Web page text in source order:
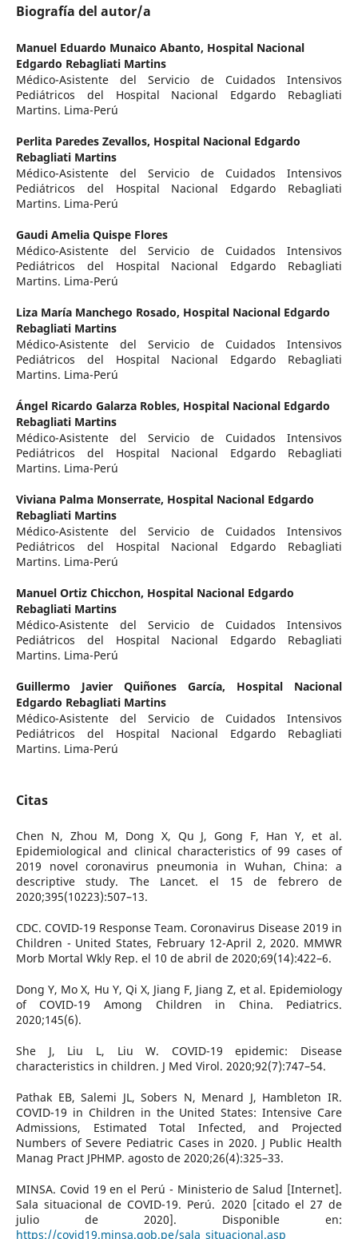
Biografía del autor/a
Manuel Eduardo Munaico Abanto, Hospital Nacional
Edgardo Rebagliati Martins
Médico-Asistente del Servicio de Cuidados Intensivos
Pediátricos del Hospital Nacional Edgardo Rebagliati
Martins. Lima-Perú
Perlita Paredes Zevallos, Hospital Nacional Edgardo
Rebagliati Martins
Médico-Asistente del Servicio de Cuidados Intensivos
Pediátricos del Hospital Nacional Edgardo Rebagliati
Martins. Lima-Perú
Gaudi Amelia Quispe Flores
Médico-Asistente del Servicio de Cuidados Intensivos
Pediátricos del Hospital Nacional Edgardo Rebagliati
Martins. Lima-Perú
Liza María Manchego Rosado, Hospital Nacional Edgardo
Rebagliati Martins
Médico-Asistente del Servicio de Cuidados Intensivos
Pediátricos del Hospital Nacional Edgardo Rebagliati
Martins. Lima-Perú
Ángel Ricardo Galarza Robles, Hospital Nacional Edgardo
Rebagliati Martins
Médico-Asistente del Servicio de Cuidados Intensivos
Pediátricos del Hospital Nacional Edgardo Rebagliati
Martins. Lima-Perú
Viviana Palma Monserrate, Hospital Nacional Edgardo
Rebagliati Martins
Médico-Asistente del Servicio de Cuidados Intensivos
Pediátricos del Hospital Nacional Edgardo Rebagliati
Martins. Lima-Perú
Manuel Ortiz Chicchon, Hospital Nacional Edgardo
Rebagliati Martins
Médico-Asistente del Servicio de Cuidados Intensivos
Pediátricos del Hospital Nacional Edgardo Rebagliati
Martins. Lima-Perú
Guillermo Javier Quiñones García, Hospital Nacional
Edgardo Rebagliati Martins
Médico-Asistente del Servicio de Cuidados Intensivos
Pediátricos del Hospital Nacional Edgardo Rebagliati
Martins. Lima-Perú
Citas
Chen N, Zhou M, Dong X, Qu J, Gong F, Han Y, et al.
Epidemiological and clinical characteristics of 99 cases of
2019 novel coronavirus pneumonia in Wuhan, China: a
descriptive study. The Lancet. el 15 de febrero de
2020;395(10223):507–13.
CDC. COVID-19 Response Team. Coronavirus Disease 2019 in
Children - United States, February 12-April 2, 2020. MMWR
Morb Mortal Wkly Rep. el 10 de abril de 2020;69(14):422–6.
Dong Y, Mo X, Hu Y, Qi X, Jiang F, Jiang Z, et al. Epidemiology
of COVID-19 Among Children in China. Pediatrics.
2020;145(6).
She J, Liu L, Liu W. COVID-19 epidemic: Disease
characteristics in children. J Med Virol. 2020;92(7):747–54.
Pathak EB, Salemi JL, Sobers N, Menard J, Hambleton IR.
COVID-19 in Children in the United States: Intensive Care
Admissions, Estimated Total Infected, and Projected
Numbers of Severe Pediatric Cases in 2020. J Public Health
Manag Pract JPHMP. agosto de 2020;26(4):325–33.
MINSA. Covid 19 en el Perú - Ministerio de Salud [Internet].
Sala situacional de COVID-19. Perú. 2020 [citado el 27 de
julio de 2020]. Disponible en:
https://covid19.minsa.gob.pe/sala_situacional.asp